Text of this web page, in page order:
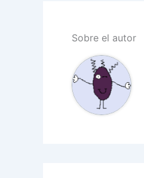
Sobre el autor